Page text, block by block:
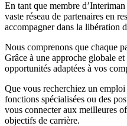
En tant que membre
vaste réseau de partenaires en
accompagner dans la libération
Nous comprenons que chaque
Grâce à une approche globale
opportunités adaptées à vos
Que vous recherchiez un
fonctions spécialisées ou des
vous connecter aux meilleures
objectifs de carrière.